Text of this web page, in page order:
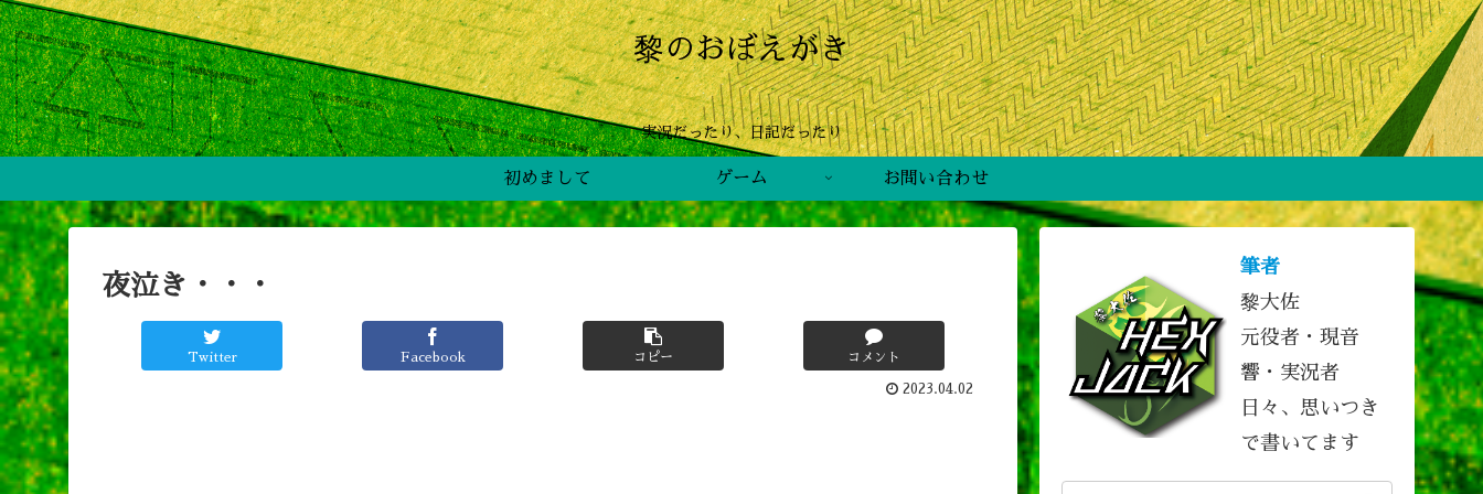
黎のおぼえがき
実況だったり、日記だったり
初めまして ゲーム お問い合わせ
夜泣き・・・
Twitter Facebook コピー コメント
2023.04.02
筆者
黎大佐
元役者・現音
響・実況者
日々、思いつき
で書いてます